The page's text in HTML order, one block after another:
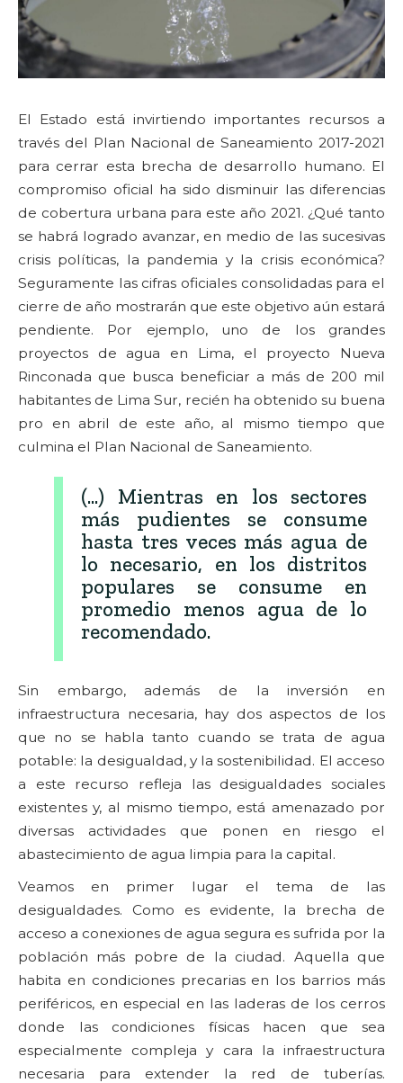
El Estado está invirtiendo importantes recursos a
través del Plan Nacional de Saneamiento 2017-2021
para cerrar esta brecha de desarrollo humano. El
compromiso oficial ha sido disminuir las diferencias
de cobertura urbana para este año 2021. ¿Qué tanto
se habrá logrado avanzar, en medio de las sucesivas
crisis políticas, la pandemia y la crisis económica?
Seguramente las cifras oficiales consolidadas para el
cierre de año mostrarán que este objetivo aún estará
pendiente. Por ejemplo, uno de los grandes
proyectos de agua en Lima, el proyecto Nueva
Rinconada que busca beneficiar a más de 200 mil
habitantes de Lima Sur, recién ha obtenido su buena
pro en abril de este año, al mismo tiempo que
culmina el Plan Nacional de Saneamiento.
(...) Mientras en los sectores
más pudientes se consume
hasta tres veces más agua de
lo necesario, en los distritos
populares se consume en
promedio menos agua de lo
recomendado.
Sin embargo, además de la inversión en
infraestructura necesaria, hay dos aspectos de los
que no se habla tanto cuando se trata de agua
potable: la desigualdad, y la sostenibilidad. El acceso
a este recurso refleja las desigualdades sociales
existentes y, al mismo tiempo, está amenazado por
diversas actividades que ponen en riesgo el
abastecimiento de agua limpia para la capital.
Veamos en primer lugar el tema de las
desigualdades. Como es evidente, la brecha de
acceso a conexiones de agua segura es sufrida por la
población más pobre de la ciudad. Aquella que
habita en condiciones precarias en los barrios más
periféricos, en especial en las laderas de los cerros
donde las condiciones físicas hacen que sea
especialmente compleja y cara la infraestructura
necesaria para extender la red de tuberías.